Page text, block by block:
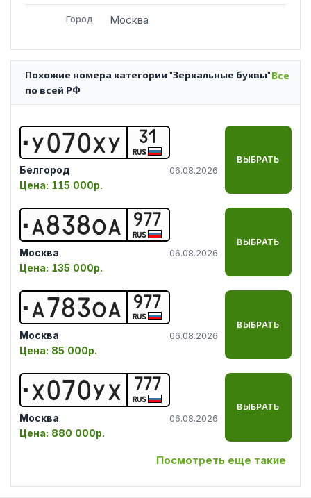
Город Москва
Все
Похожие номера категории "Зеркальные буквы"
по всей РФ
У070ХУ 31
RUS
Белгород 06.08.2026
Цена: 115 000р.
ВЫБРАТЬ
А838ОА 977
RUS
Москва 06.08.2026
Цена: 135 000р.
ВЫБРАТЬ
А783ОА 977
RUS
Москва 06.08.2026
Цена: 85 000р.
ВЫБРАТЬ
Х070УХ 777
RUS
Москва 06.08.2026
Цена: 880 000р.
ВЫБРАТЬ
Посмотреть еще такие